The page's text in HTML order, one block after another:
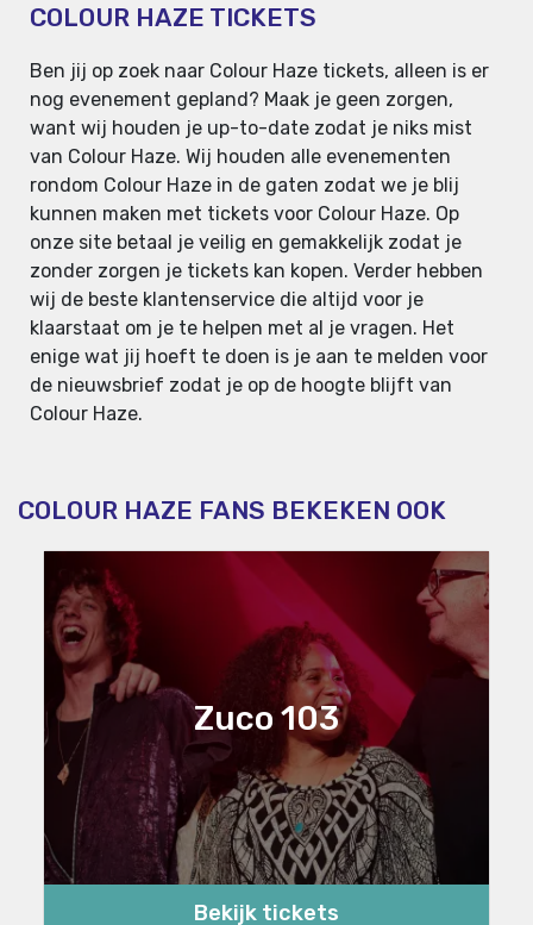
COLOUR HAZE TICKETS
Ben jij op zoek naar Colour Haze tickets, alleen is er
nog evenement gepland? Maak je geen zorgen,
want wij houden je up-to-date zodat je niks mist
van Colour Haze. Wij houden alle evenementen
rondom Colour Haze in de gaten zodat we je blij
kunnen maken met tickets voor Colour Haze. Op
onze site betaal je veilig en gemakkelijk zodat je
zonder zorgen je tickets kan kopen. Verder hebben
wij de beste klantenservice die altijd voor je
klaarstaat om je te helpen met al je vragen. Het
enige wat jij hoeft te doen is je aan te melden voor
de nieuwsbrief zodat je op de hoogte blijft van
Colour Haze.
COLOUR HAZE FANS BEKEKEN OOK
Zuco 103
Bekijk tickets